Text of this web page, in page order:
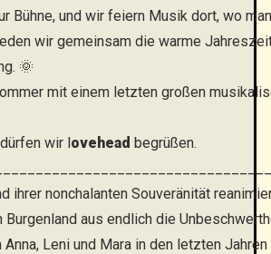
Bühne, und wir feiern Musik dort, wo
wir gemeinsam die warme
🌞
mit einem letzten großen
wir lovehead begrüßen.
ihrer nonchalanten Souveränität
aus endlich die
Anna, Leni und Mara in den letzten